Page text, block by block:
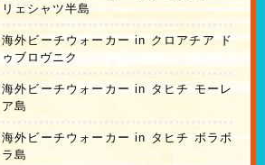
リェシャツ半島
海外ビーチウォーカー in クロアチア ド
ゥブロヴニク
海外ビーチウォーカー in タヒチ モーレ
ア島
海外ビーチウォーカー in タヒチ ボラボ
ラ島